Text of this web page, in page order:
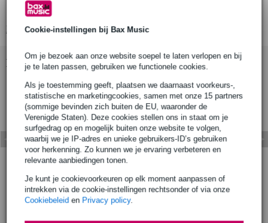
Cookie-instellingen bij Bax Music
Om je bezoek aan onze website soepel te laten verlopen en bij
je te laten passen, gebruiken we functionele cookies.
Als je toestemming geeft, plaatsen we daarnaast voorkeurs-,
statistische en marketingcookies, samen met onze 15 partners
(sommige bevinden zich buiten de EU, waaronder de
Verenigde Staten). Deze cookies stellen ons in staat om je
surfgedrag op en mogelijk buiten onze website te volgen,
waarbij we je IP-adres en unieke gebruikers-ID’s gebruiken
voor herkenning. Zo kunnen we je ervaring verbeteren en
relevante aanbiedingen tonen.
Je kunt je cookievoorkeuren op elk moment aanpassen of
intrekken via de cookie-instellingen rechtsonder of via onze
Cookiebeleid en Privacy policy.
Klembreedte: 25mm
Bekijk alle productspecificaties
Bekijk ook eens (1)